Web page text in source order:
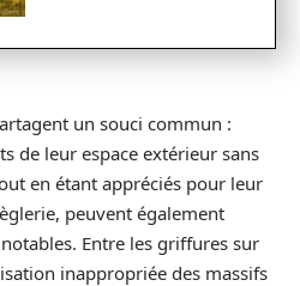
un souci commun :
de leur espace extérieur sans
en étant appréciés pour leur
peuvent également
Entre les griffures sur
inappropriée des massifs